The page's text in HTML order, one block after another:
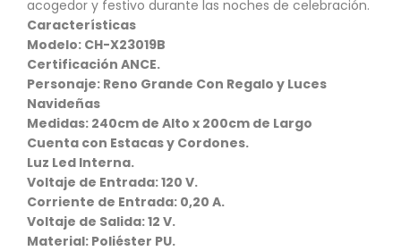
acogedor y festivo durante las noches de celebración.
Características
Modelo: CH-X23019B
Certificación ANCE.
Personaje: Reno Grande Con Regalo y Luces
Navideñas
Medidas: 240cm de Alto x 200cm de Largo
Cuenta con Estacas y Cordones.
Luz Led Interna.
Voltaje de Entrada: 120 V.
Corriente de Entrada: 0,20 A.
Voltaje de Salida: 12 V.
Material: Poliéster PU.